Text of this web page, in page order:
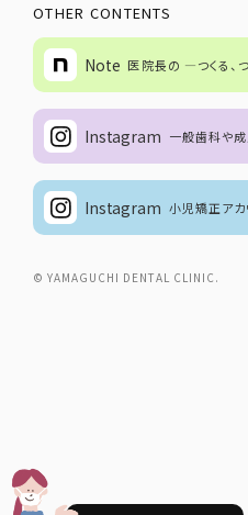
OTHER CONTENTS
Note 医院長の ―つくる、
Instagram 一般歯科や
Instagram 小児矯正アカ
© YAMAGUCHI DENTAL CLINIC.